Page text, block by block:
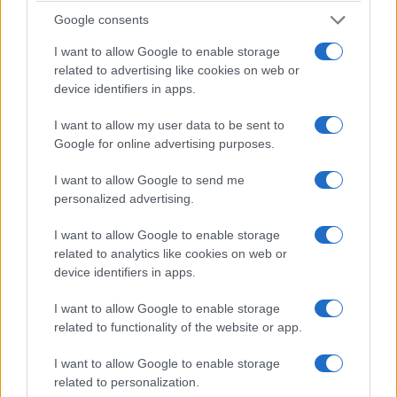
Google consents
I want to allow Google to enable storage
related to advertising like cookies on web or
device identifiers in apps.
I want to allow my user data to be sent to
Google for online advertising purposes.
I want to allow Google to send me
personalized advertising.
I want to allow Google to enable storage
related to analytics like cookies on web or
device identifiers in apps.
I want to allow Google to enable storage
related to functionality of the website or app.
I want to allow Google to enable storage
related to personalization.
υπόλοιπη Ελλάδα. Είχε ήδη τα προβλήματά
της, λόγω έλλειψης νέας μουσικής
δημιουργίας, που παραδοσιακά ιστορούσε,
κυρίως αλλά όχι πάντα, μεγάλα ιστορικά
αυτοί του Μακεδονικού Αγώνα (π.χ., ‘Λούκας’).
λίγα τραγούδια της Κατοχής και του Εμφυλίου
κατατάσσονται στα αντάρτικα, παρά στα
δημοτικά τραγούδια, και δεν είναι χορευτικά. Η
κατάσταση ήταν κρίσιμη μέχρι περίπου πριν 20
αποσύρονταν και νέοι μουσικοί δεν έμπαιναν
στις μπάντες. Ευτυχώς τα Μουσικά Σχολεία,
π.χ., της Σιάτιστας, έκαναν πολύ καλή δουλειά
και τώρα έχουμε πολλές νέες καλές μπάντες